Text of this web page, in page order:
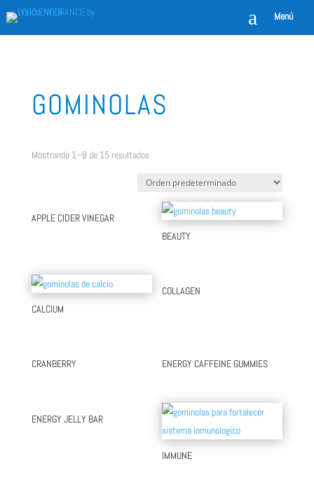
a Menú
GOMINOLAS
Mostrando 1–8 de 15 resultados
APPLE CIDER VINEGAR
BEAUTY
CALCIUM
COLLAGEN
CRANBERRY ENERGY CAFFEINE GUMMIES
ENERGY JELLY BAR
IMMUNE